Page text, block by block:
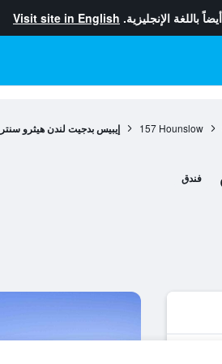
باللغة الإنجليزية. Visit site in English
Hounslow
157 إيبيس بدجيت لندن هيثرو
فندق